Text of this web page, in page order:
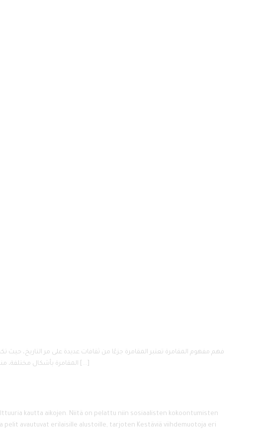
المقامرة بأشكال مختلفة، منها ألعاب الورق، وألعاب القمار الآلي، والمراهنات الرياضية. كل هذه الأنشطة تُعتبر تجارب مثيرة، لكنها تحمل في طياتها مخاطر كبيرة […]
kautta aikojen. Niitä on pelattu niin sosiaalisten kokoontumisten
pelit avautuvat erilaisille alustoille, tarjoten Kestäviä viihdemuotoja eri